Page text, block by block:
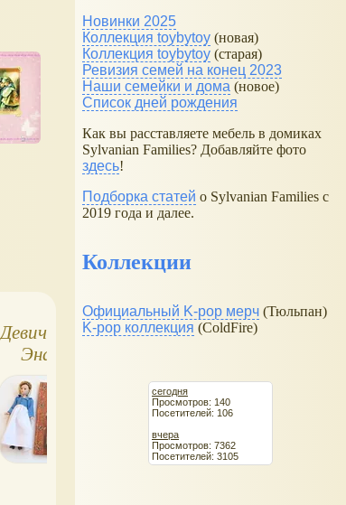
Девичьи судьбы,
Энас-книга
Оруженосец
Новинки 2025
Коллекция toybytoy (новая)
Коллекция toybytoy (старая)
Ревизия семей на конец 2023
Наши семейки и дома (новое)
Список дней рождения
Как вы расставляете мебель в домиках
Sylvanian Families? Добавляйте фото
здесь!
Подборка статей о Sylvanian Families с
2019 года и далее.
Коллекции
Официальный K-pop мерч (Тюльпан)
K-pop коллекция (ColdFire)
сегодня
Просмотров: 140
Посетителей: 106
вчера
Просмотров: 7362
Посетителей: 3105